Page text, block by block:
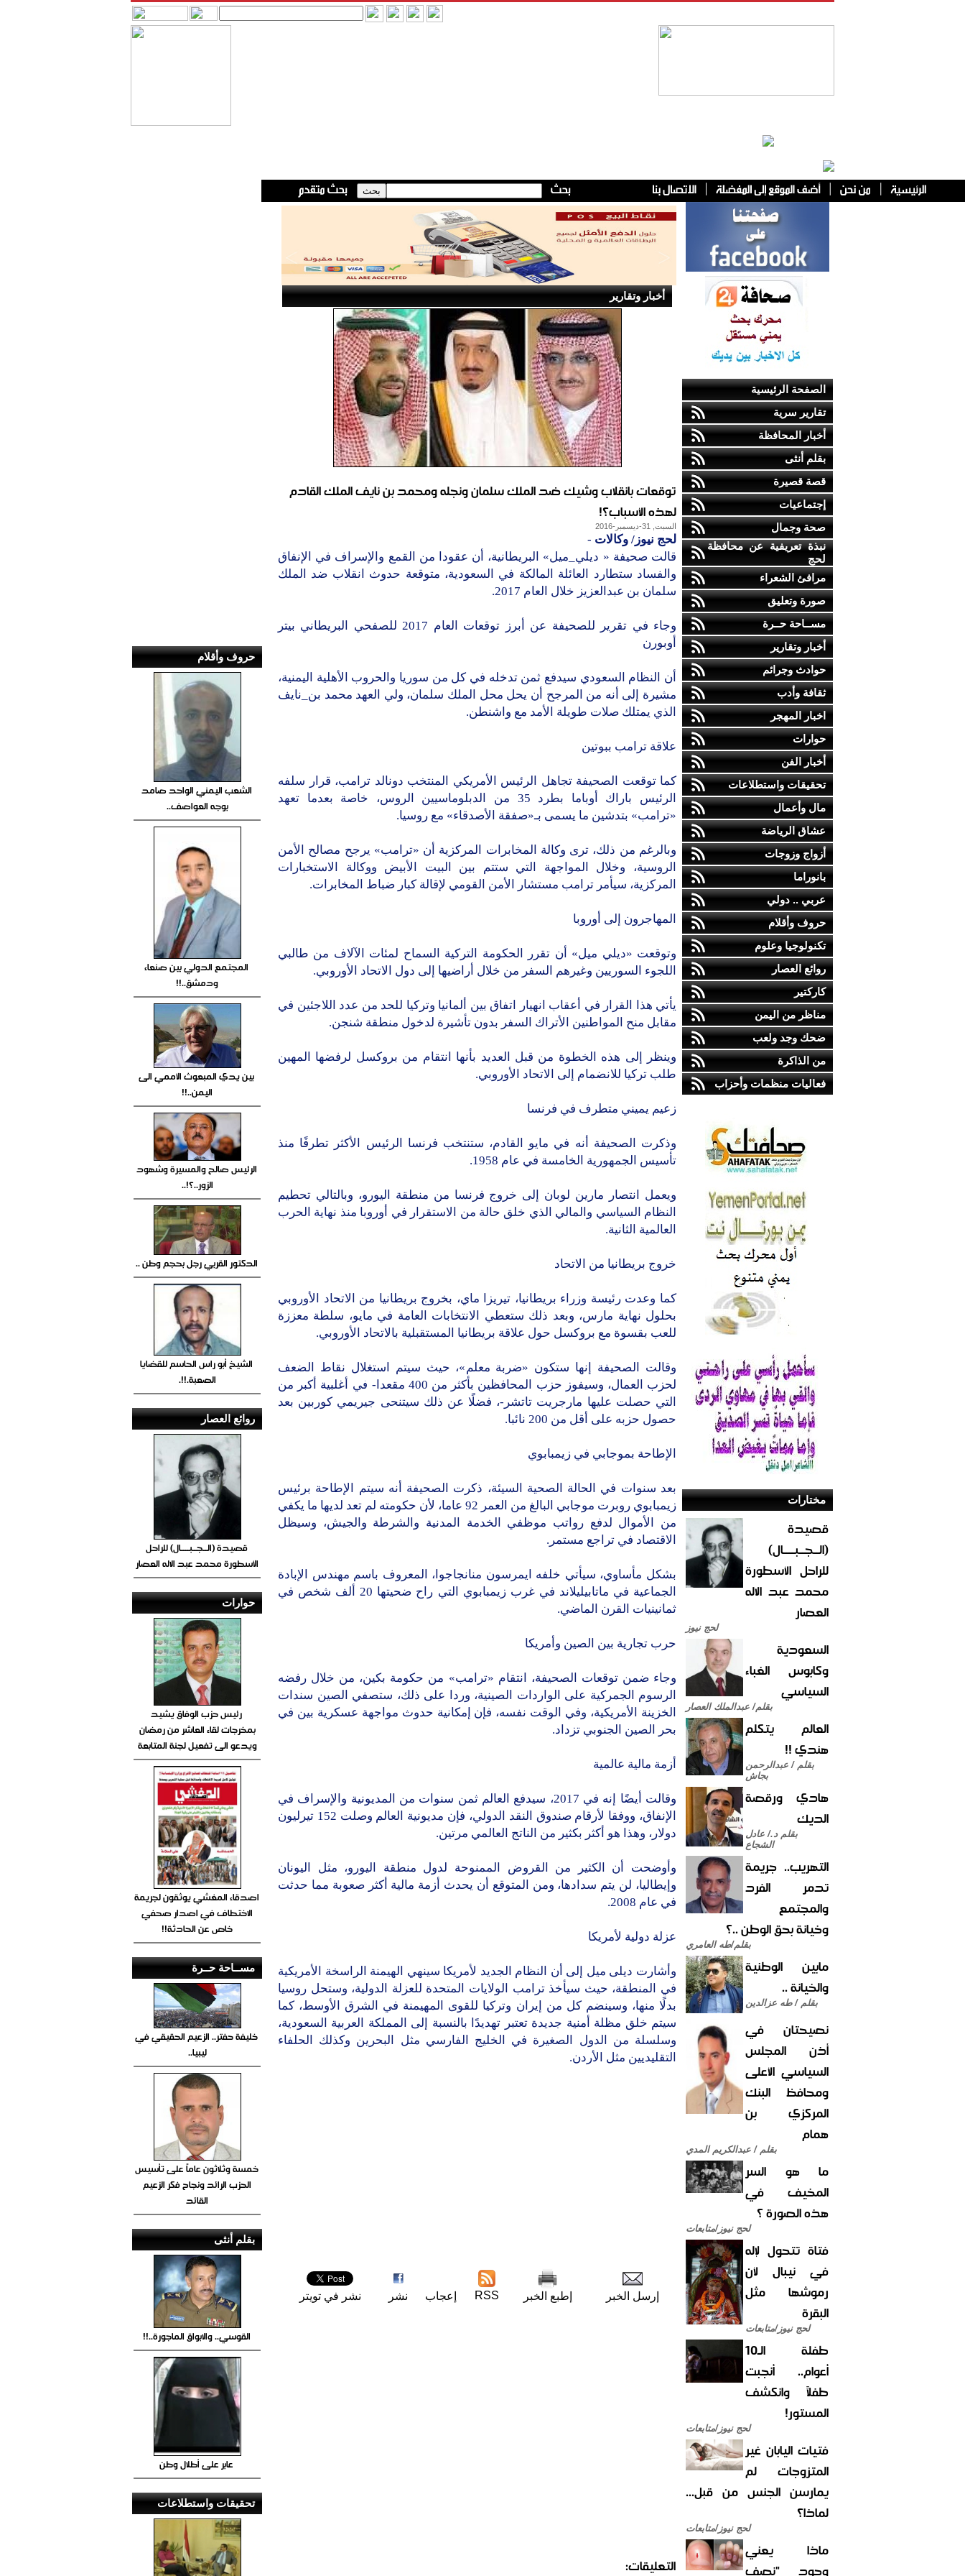
الصفحة الرئيسية
تقارير سرية
أخبار المحافظة
بقلم أنثى
قصة قصيرة
إجتماعيات
صحة وجمال
نبذة تعريفية عن محافظة
لحج
مرافئ الشعراء
صورة وتعليق
مســاحة حــرة
أخبار وتقارير
حوادث وجرائم
ثقافة وأدب
اخبار المهجر
حوارات
أخبار الفن
تحقيقات واستطلاعات
مال وأعمال
عشاق الرياضة
أزواج وزوجات
بانوراما
عربي .. دولي
حروف وأقلام
تكنولوجيا وعلوم
روائع العصار
كاركتير
مناظر من اليمن
ضحك وجد ولعب
من الذاكرة
فعاليات منظمات وأحزاب
مختارات
قصيدة
(الــجــبــــال)
للراحل الأسطورة
محمد عبد الاله
العصار
لحج نيوز
السعودية
وكابوس الغباء
السياسي
بقلم/ عبدالملك العصار
العالم يتكلم
هندي !!
بقلم / عبدالرحمن
بجاش
هادي ورقصة
الديك
بقلم د./ عادل
الشجاع
التهريب.. جريمة
تدمر الفرد
والمجتمع
وخيانة بحق الوطن ..؟
بقلم/طه العامري
مابين الوطنية
والخيانة ..
بقلم / طه عزالدين
نصيحتان في
أذن المجلس
السياسي الأعلى
ومحافظ البنك
المركزي بن
همام
بقلم / عبدالكريم المدي
ما هو السر
المخيف في
هذه الصورة ؟
لحج نيوز/متابعات
فتاة تتحول لإله
في نيبال لأن
رموشها مثل
البقرة
لحج نيوز/متابعات
طفلة الـ10
أعوام.. أنجبت
طفلاً وانكشف
المستور!
لحج نيوز/متابعات
فتيات اليابان غير
المتزوجات لم
يمارسن الجنس من قبل...
لماذا؟
لحج نيوز/متابعات
ماذا يعني
وجود "نصف
أخبار وتقارير
توقعات بانقلاب وشيك ضد الملك سلمان ونجله ومحمد بن نايف الملك القادم
لهذه الأسباب؟!
السبت, 31-ديسمبر-2016
لحج نيوز/ وكالات -
قالت صحيفة « ديلي_ميل» البريطانية، أن عقودا من القمع والإسراف في الإنفاق
والفساد ستطارد العائلة المالكة في السعودية، متوقعة حدوث انقلاب ضد الملك
سلمان بن عبدالعزيز خلال العام 2017.
وجاء في تقرير للصحيفة عن أبرز توقعات العام 2017 للصفحي البريطاني بيتر
أوبورن
أن النظام السعودي سيدفع ثمن تدخله في كل من سوريا والحروب الأهلية اليمنية،
مشيرة إلى أنه من المرجح أن يحل محل الملك سلمان، ولي العهد محمد بن_نايف
الذي يمتلك صلات طويلة الأمد مع واشنطن.
علاقة ترامب ببوتين
كما توقعت الصحيفة تجاهل الرئيس الأمريكي المنتخب دونالد ترامب، قرار سلفه
الرئيس باراك أوباما بطرد 35 من الدبلوماسيين الروس، خاصة بعدما تعهد
«ترامب» بتدشين ما يسمى بـ«صفقة الأصدقاء» مع روسيا.
وبالرغم من ذلك، ترى وكالة المخابرات المركزية أن «ترامب» يرجح مصالح الأمن
الروسية، وخلال المواجهة التي ستتم بين البيت الأبيض ووكالة الاستخبارات
المركزية، سيأمر ترامب مستشار الأمن القومي لإقالة كبار ضباط المخابرات.
المهاجرون إلى أوروبا
وتوقعت «ديلي ميل» أن تقرر الحكومة التركية السماح لمئات الآلاف من طالبي
اللجوء السوريين وغيرهم السفر من خلال أراضيها إلى دول الاتحاد الأوروبي.
يأتي هذا القرار في أعقاب انهيار اتفاق بين ألمانيا وتركيا للحد من عدد اللاجئين في
مقابل منح المواطنين الأتراك السفر بدون تأشيرة لدخول منطقة شنجن.
وينظر إلى هذه الخطوة من قبل العديد بأنها انتقام من بروكسل لرفضها المهين
طلب تركيا للانضمام إلى الاتحاد الأوروبي.
زعيم يميني متطرف في فرنسا
وذكرت الصحيفة أنه في مايو القادم، ستنتخب فرنسا الرئيس الأكثر تطرفًا منذ
تأسيس الجمهورية الخامسة في عام 1958.
ويعمل انتصار مارين لوبان إلى خروج فرنسا من منطقة اليورو، وبالتالي تحطيم
النظام السياسي والمالي الذي خلق حالة من الاستقرار في أوروبا منذ نهاية الحرب
العالمية الثانية.
خروج بريطانيا من الاتحاد
كما وعدت رئيسة وزراء بريطانيا، تيريزا ماي، بخروج بريطانيا من الاتحاد الأوروبي
بحلول نهاية مارس، وبعد ذلك ستعطي الانتخابات العامة في مايو، سلطة معززة
للعب بقسوة مع بروكسل حول علاقة بريطانيا المستقبلية بالاتحاد الأوروبي.
وقالت الصحيفة إنها ستكون «ضربة معلم»، حيث سيتم استغلال نقاط الضعف
لحزب العمال، وسيفوز حزب المحافظين بأكثر من 400 مقعدا- في أغلبية أكبر من
التي حصلت عليها مارجريت تاتشر-، فضلًا عن ذلك سيتنحى جيريمي كوربين بعد
حصول حزبه على أقل من 200 نائبا.
الإطاحة بموجابي في زيمبابوي
بعد سنوات في الحالة الصحية السيئة، ذكرت الصحيفة أنه سيتم الإطاحة برئيس
زيمبابوي روبرت موجابي البالغ من العمر 92 عاما، لأن حكومته لم تعد لديها ما يكفي
من الأموال لدفع رواتب موظفي الخدمة المدنية والشرطة والجيش، وسيظل
الاقتصاد في تراجع مستمر.
بشكل مأساوي، سيأتي خلفه ايمرسون منانجاجوا، المعروف باسم مهندس الإبادة
الجماعية في ماتابيليلاند في غرب زيمبابوي التي راح ضحيتها 20 ألف شخص في
ثمانينيات القرن الماضي.
حرب تجارية بين الصين وأمريكا
وجاء ضمن توقعات الصحيفة، انتقام «ترامب» من حكومة بكين، من خلال رفضه
الرسوم الجمركية على الواردات الصينية، وردا على ذلك، ستصفي الصين سندات
الخزينة الأمريكية، وفي الوقت نفسه، فإن إمكانية حدوث مواجهة عسكرية بين في
بحر الصين الجنوبي تزداد.
أزمة مالية عالمية
وقالت أيضًا إنه في 2017، سيدفع العالم ثمن سنوات من المديونية والإسراف في
الإنفاق، ووفقا لأرقام صندوق النقد الدولي، فإن مديونية العالم وصلت 152 تيرليون
دولار، وهذا هو أكثر بكثير من الناتج العالمي مرتين.
وأوضحت أن الكثير من القروض الممنوحة لدول منطقة اليورو، مثل اليونان
وإيطاليا، لن يتم سدادها، ومن المتوقع أن يحدث أزمة مالية أكثر صعوبة مما حدثت
في عام 2008.
عزلة دولية لأمريكا
وأشارت ديلى ميل إلى أن النظام الجديد لأمريكا سينهي الهيمنة الراسخة الأمريكية
في المنطقة، حيث سيأخذ ترامب الولايات المتحدة للعزلة الدولية، وستحل روسيا
بدلًا منها، وسينضم كل من إيران وتركيا للقوى المهيمنة في الشرق الأوسط، كما
سيتم خلق مظلة أمنية جديدة تعتبر تهديدًا بالنسبة إلى المملكة العربية السعودية،
وسلسلة من الدول الصغيرة في الخليج الفارسي مثل البحرين وكذلك الحلفاء
التقليديين مثل الأردن.
إرسل الخبر إطبع الخبر RSS إعجاب نشر نشر في تويتر
التعليقات:
حروف وأقلام
الشعب اليمني الواحد صامد
بوجه العواصف..
المجتمع الدولي بين صنعاء
ودمشق..!!
بين يدي المبعوث الأممي الى
اليمن..!!
الرئيس صالح والمسيرة وشهود
الزور..؟!..
الدكتور القربي رجل بحجم وطن ..
الشيخ أبو راس الحاسم للقضايا
الصعبة.!!.
روائع العصار
قصيدة (الــجــبــــال) للراحل
الأسطورة محمد عبد الاله العصار
حوارات
رئيس حزب الوفاق يشيد
بمخرجات لقاء العاشر من رمضان
ويدعو الى تفعيل لجنة المتابعة
اصدقاء المغشي يوثقون لجريمة
الاختطاف في اصدار صحفي
خاص عن الحادثة!!
مســاحة حــرة
خليفة حفتر.. الزعيم الحقيقي في
ليبيا..
خمسة وثلاثون عاماً على تأسيس
الحزب الرائد ونجاح فكر الزعيم
القائد
بقلم أنثى
القوسي.. والابواق الماجورة..!!
عابر على أطلال وطن
تحقيقات واستطلاعات